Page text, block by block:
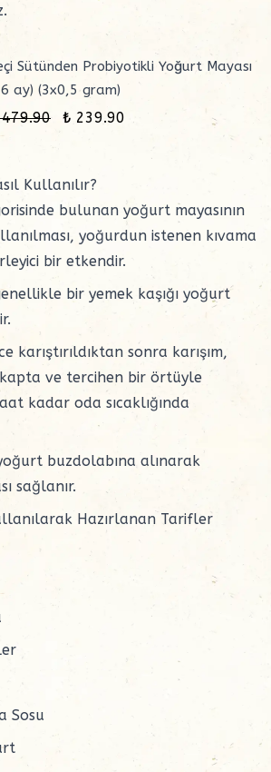
Sütünden Probiyotikli Yoğurt Mayası
ay) (3x0,5 gram)
₺ 239.90
Kullanılır?
bulunan yoğurt mayasının
yoğurdun istenen kıvama
bir etkendir.
bir yemek kaşığı yoğurt
karıştırıldıktan sonra karışım,
kapta ve tercihen bir örtüyle
kadar oda sıcaklığında
buzdolabına alınarak
sağlanır.
Hazırlanan Tarifler
Sosu